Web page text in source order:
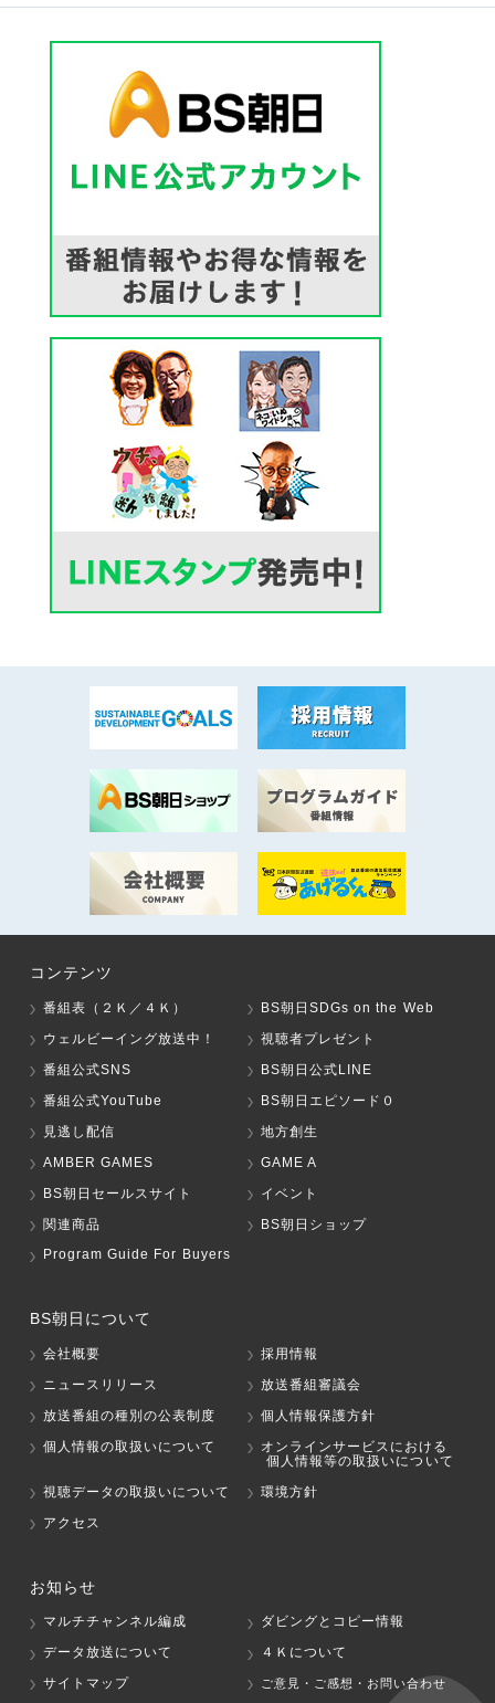
コンテンツ
番組表（２Ｋ／４Ｋ）
BS朝日SDGs on the Web
ウェルビーイング放送中！
視聴者プレゼント
番組公式SNS
BS朝日公式LINE
番組公式YouTube
BS朝日エピソード０
見逃し配信
地方創生
AMBER GAMES
GAME A
BS朝日セールスサイト
イベント
関連商品
BS朝日ショップ
Program Guide For Buyers
BS朝日について
会社概要
採用情報
ニュースリリース
放送番組審議会
放送番組の種別の公表制度
個人情報保護方針
個人情報の取扱いについて
オンラインサービスにおける
個人情報等の取扱いについて
視聴データの取扱いについて
環境方針
アクセス
お知らせ
マルチチャンネル編成
ダビングとコピー情報
データ放送について
４Ｋについて
サイトマップ
ご意見・ご感想・お問い合わせ